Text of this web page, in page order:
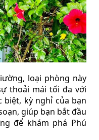
loại phòng này
thoải mái tối đa với
kỳ nghỉ của bạn
giúp bạn bắt đầu
để khám phá Phú